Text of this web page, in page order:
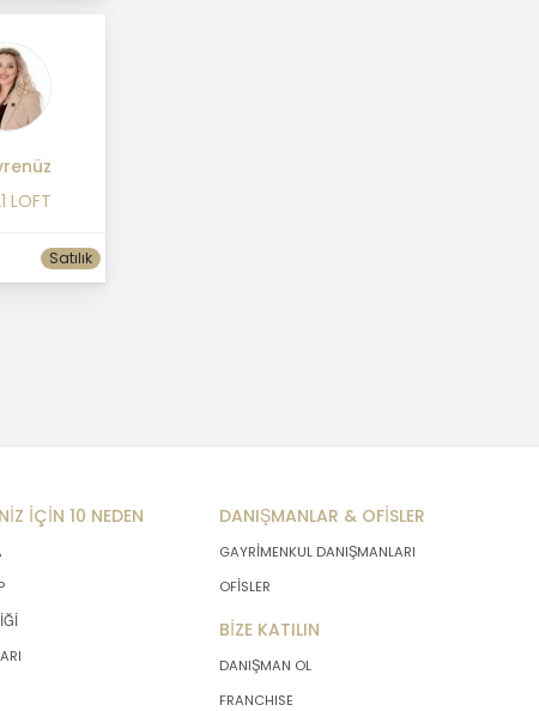
LOFT
Satılık
İÇİN 10 NEDEN DANIŞMANLAR & OFİSLER
GAYRİMENKUL DANIŞMANLARI
OFİSLER
BİZE KATILIN
DANIŞMAN OL
FRANCHISE